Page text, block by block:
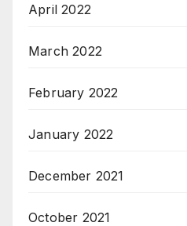
April 2022
March 2022
February 2022
January 2022
December 2021
October 2021